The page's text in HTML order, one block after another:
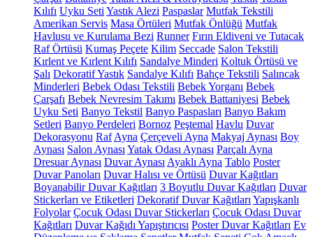
Kılıfı Uyku Seti Yastık Alezi Paspaslar Mutfak Tekstili
Amerikan Servis Masa Örtüleri Mutfak Önlüğü Mutfak
Havlusu ve Kurulama Bezi Runner Fırın Eldiveni ve Tutacak
Raf Örtüsü Kumaş Peçete Kilim Seccade Salon Tekstili
Kırlent ve Kırlent Kılıfı Sandalye Minderi Koltuk Örtüsü ve
Şalı Dekoratif Yastık Sandalye Kılıfı Bahçe Tekstili Salıncak
Minderleri Bebek Odası Tekstili Bebek Yorganı Bebek
Çarşafı Bebek Nevresim Takımı Bebek Battaniyesi Bebek
Uyku Seti Banyo Tekstil Banyo Paspasları Banyo Bakım
Setleri Banyo Perdeleri Bornoz Peştemal Havlu Duvar
Dekorasyonu Raf Ayna Çerçeveli Ayna Makyaj Aynası Boy
Aynası Salon Aynası Yatak Odası Aynası Parçalı Ayna
Dresuar Aynası Duvar Aynası Ayaklı Ayna Tablo Poster
Duvar Panoları Duvar Halısı ve Örtüsü Duvar Kağıtları
Boyanabilir Duvar Kağıtları 3 Boyutlu Duvar Kağıtları Duvar
Stickerları ve Etiketleri Dekoratif Duvar Kağıtları Yapışkanlı
Folyolar Çocuk Odası Duvar Stickerları Çocuk Odası Duvar
Kağıtları Duvar Kağıdı Yapıştırıcısı Poster Duvar Kağıtları Ev